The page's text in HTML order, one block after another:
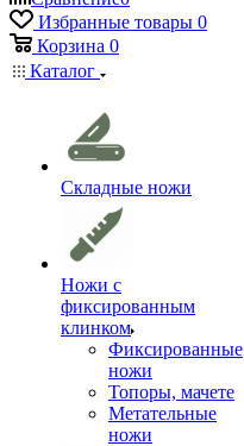
Избранные товары 0
Корзина 0
Каталог
Складные ножи
Ножи с
фиксированным
клинком
Фиксированные
ножи
Топоры, мачете
Метательные
ножи